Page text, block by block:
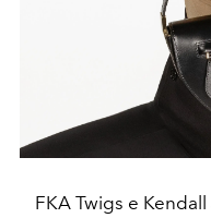
FKA Twigs e